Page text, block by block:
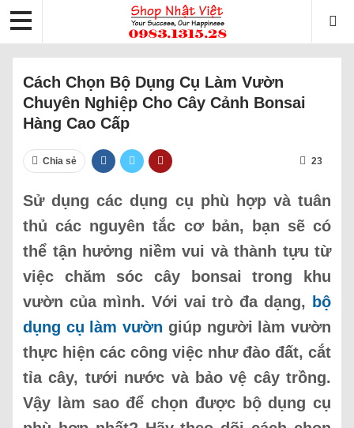
Cách Chọn Bộ Dụng Cụ Làm Vườn
Chuyên Nghiệp Cho Cây Cảnh Bonsai
Hàng Cao Cấp
Chia sẻ 23
Sử dụng các dụng cụ phù hợp và tuân
thủ các nguyên tắc cơ bản, bạn sẽ có
thể tận hưởng niềm vui và thành tựu từ
việc chăm sóc cây bonsai trong khu
vườn của mình. Với vai trò đa dạng, bộ
dụng cụ làm vườn giúp người làm vườn
thực hiện các công việc như đào đất, cắt
tỉa cây, tưới nước và bảo vệ cây trồng.
Vậy làm sao để chọn được bộ dụng cụ